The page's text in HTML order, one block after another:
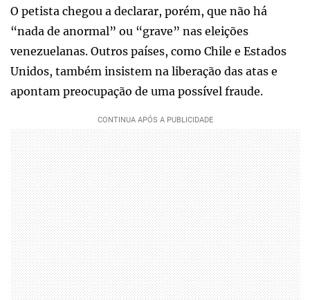
O petista chegou a declarar, porém, que não há
“nada de anormal” ou “grave” nas eleições
venezuelanas. Outros países, como Chile e Estados
Unidos, também insistem na liberação das atas e
apontam preocupação de uma possível fraude.